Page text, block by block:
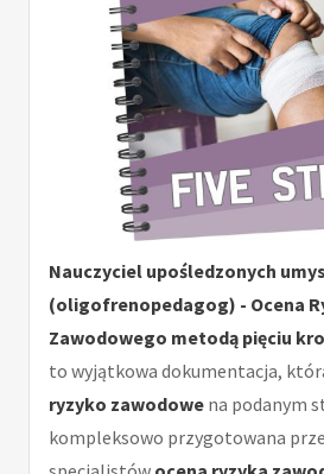
Nauczyciel upośledzonych
(oligofrenopedagog) - Ocena
Zawodowego metodą pięciu
to wyjątkowa dokumentacja,
ryzyko zawodowe na podanym
kompleksowo przygotowana